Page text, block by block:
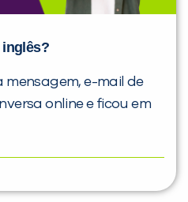
inglês?
mensagem, e-mail de
online e ficou em